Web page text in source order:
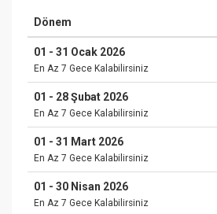
Dönem
01 - 31 Ocak 2026
En Az 7 Gece Kalabilirsiniz
01 - 28 Şubat 2026
En Az 7 Gece Kalabilirsiniz
01 - 31 Mart 2026
En Az 7 Gece Kalabilirsiniz
01 - 30 Nisan 2026
En Az 7 Gece Kalabilirsiniz